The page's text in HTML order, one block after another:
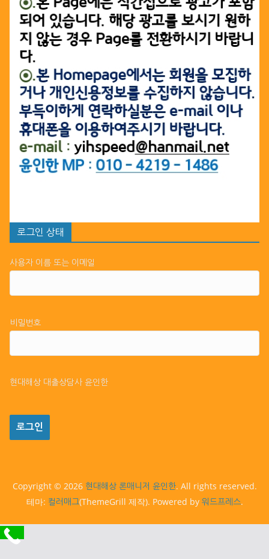
로그인 상태
사용자 이름 또는 이메일
비밀번호
현대해상 대출상담사 윤인한
Copyright © 2026 현대해상 론매니저 윤인한. All rights reserved.
테마: 컬러매그(ThemeGrill 제작). Powered by 워드프레스.